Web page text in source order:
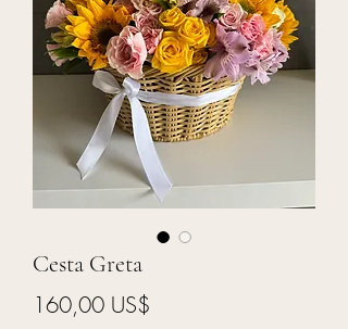
Cesta Greta
160,00 US$